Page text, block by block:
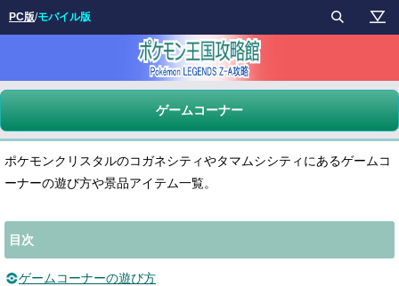
ゲームコーナー
ポケモンクリスタルのコガネシティやタマムシシティにあるゲームコ
ーナーの遊び方や景品アイテム一覧。
目次
ゲームコーナーの遊び方
PC版/モバイル版